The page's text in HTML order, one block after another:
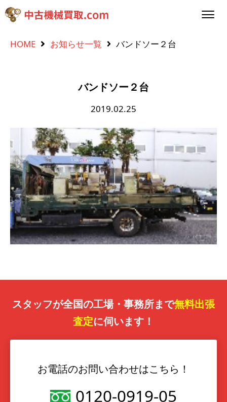
HOME お知らせ一覧 バンドソー２台
バンドソー２台
2019.02.25
スタッフが全国の工場・事務所まで無料出張
査定に伺います！
お電話のお問い合わせはこちら！
0120-0919-05